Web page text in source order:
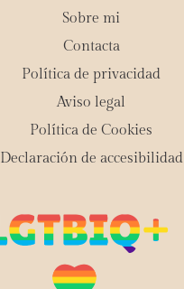
Sobre mi
Contacta
Política de privacidad
Aviso legal
Política de Cookies
Declaración de accesibilidad